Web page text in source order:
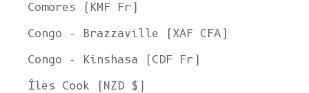
Comores (KMF Fr)
Congo - Brazzaville (XAF CFA)
Congo - Kinshasa (CDF Fr)
Îles Cook (NZD $)